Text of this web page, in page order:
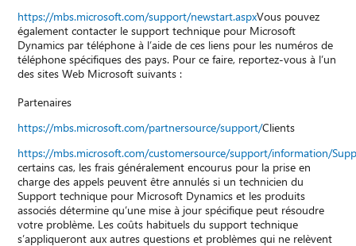
https://mbs.microsoft.com/support/newstart.aspxVous pouvez
également contacter le support technique pour Microsoft
Dynamics par téléphone à l’aide de ces liens pour les numéros de
téléphone spécifiques des pays. Pour ce faire, reportez-vous à l’un
des sites Web Microsoft suivants :
Partenaires
https://mbs.microsoft.com/partnersource/support/Clients
https://mbs.microsoft.com/customersource/support/information/
certains cas, les frais généralement encourus pour la prise en
charge des appels peuvent être annulés si un technicien du
Support technique pour Microsoft Dynamics et les produits
associés détermine qu’une mise à jour spécifique peut résoudre
votre problème. Les coûts habituels du support technique
s’appliqueront aux autres questions et problèmes qui ne relèvent